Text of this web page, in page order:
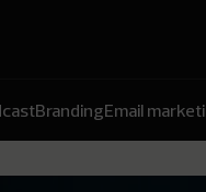
BrandingEmail